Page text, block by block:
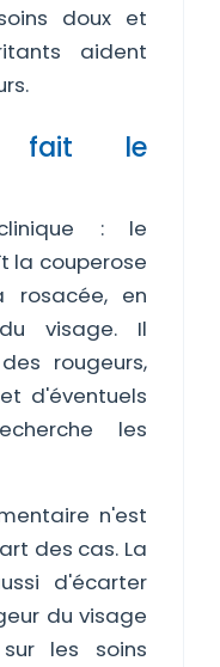
doux et
aident
fait le
: le
la couperose
en
visage. Il
rougeurs,
d'éventuels
les
n'est
des cas. La
d'écarter
du visage
les soins